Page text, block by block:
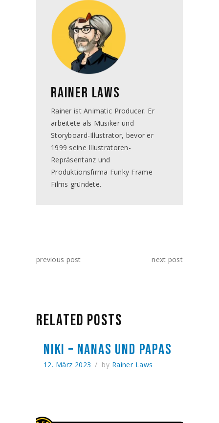
RAINER LAWS
Rainer ist Animatic Producer. Er
arbeitete als Musiker und
Storyboard-Illustrator, bevor er
1999 seine Illustratoren-
Repräsentanz und
Produktionsfirma Funky Frame
Films gründete.
previous post next post
RELATED POSTS
NIKI – NANAS UND PAPAS
12. März 2023 by Rainer Laws